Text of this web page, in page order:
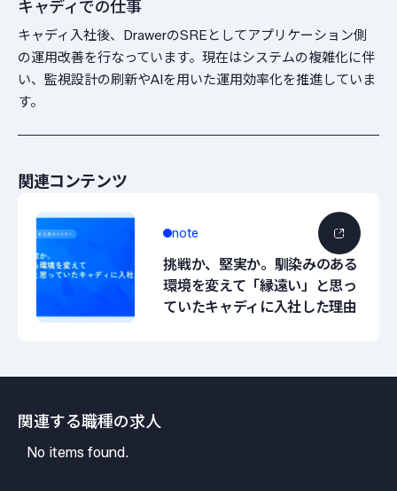
キャディでの仕事
キャディ入社後、DrawerのSREとしてアプリケーション側
の運用改善を行なっています。現在はシステムの複雑化に伴
い、監視設計の刷新やAIを用いた運用効率化を推進していま
す。
関連コンテンツ
note
挑戦か、堅実か。馴染みのある
環境を変えて「縁遠い」と思っ
ていたキャディに入社した理由
関連する職種の求人
No items found.